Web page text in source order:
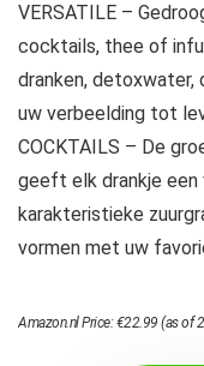
VERSATILE –
cocktails, thee of
dranken,
uw verbeelding tot
COCKTAILS – De
geeft elk drankje een
karakteristieke
vormen met uw
Amazon.nl Price:€22.99 (as of